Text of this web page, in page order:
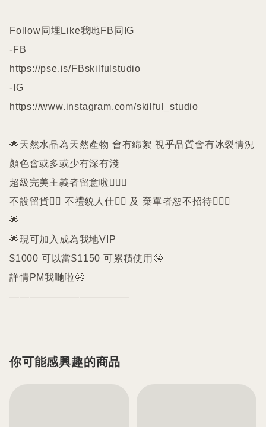
Follow同埋Like我哋FB同IG
-FB
https://pse.is/FBskilfulstudio
-IG
https://www.instagram.com/skilful_studio
🌟天然水晶為天然產物 會有綿絮 視乎品質會有冰裂情況
顏色會或多或少有深有淺
超級完美主義者留意啦🙇🏻‍♀️
不設留貨🙅‍♀️ 不禮貌人仕🙅‍♀️ 及 棄單者恕不招待🙇🏻‍♀️
🌟
🌟現可加入成為我地VIP
$1000 可以當$1150 可累積使用😬
詳情PM我哋啦😬
————————————
你可能感興趣的商品